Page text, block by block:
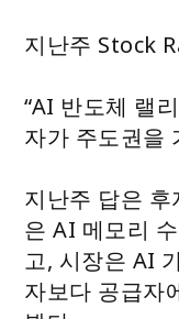
지난주 Stock
“AI 반도체 랠
자가 주도권을
지난주 답은
은 AI 메모리
고, 시장은 AI
자보다 공급자